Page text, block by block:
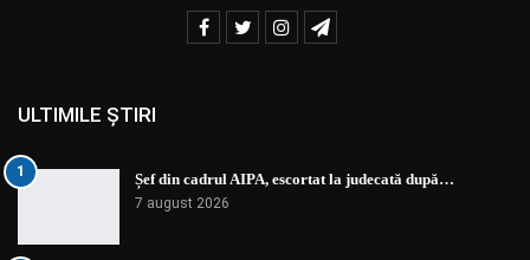
ULTIMILE ȘTIRI
1 Șef din cadrul AIPA, escortat la judecată după…
7 august 2026